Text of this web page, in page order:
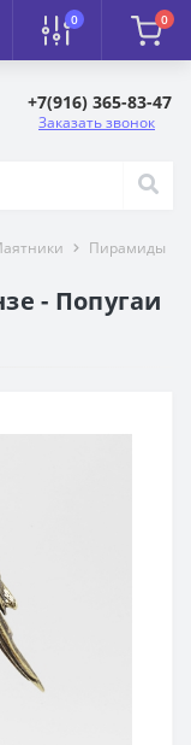
0 0
+7(916) 365-83-47
Заказать звонок
Пирамиды
- Попугаи